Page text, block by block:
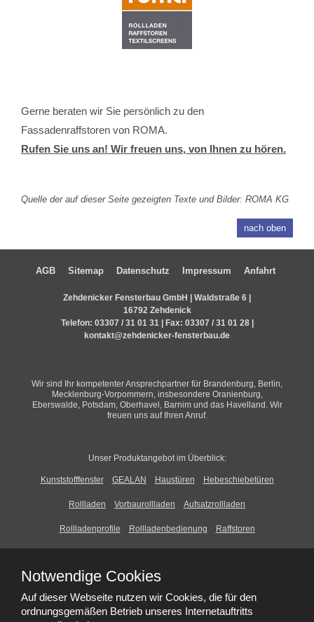
Gerne beraten wir Sie persönlich zu den
Fassadenraffstoren von ROMA.
Rufen Sie uns an! Wir freuen uns, von Ihnen zu hören.
Quelle der auf dieser Seite gezeigten Texte und Bilder: ROMA KG
nach oben
AGB Sitemap Datenschutz Impressum Anfahrt
Zehdenicker Fensterbau GmbH | Waldstraße 6 |
16792 Zehdenick
Telefon: 03307 / 31 01 31 | Fax: 03307 / 31 01 28 |
kontakt@zehdenicker-fensterbau.de
Wir sind Ihr kompetenter Ansprechpartner für Brandenburg, Berlin,
Mecklenburg-Vorpommern, insbesondere Oranienburg,
Eberswalde, Potsdam, Oberhavel, Barnim und das Havelland. Wir
freuen uns auf Ihren Anruf.
Unser Produktangebot im Überblick:
Kunststofffenster GEALAN Haustüren Hebeschiebetüren
Rollladen Vorbaurollladen Aufsatzrollladen
Rollladenprofile Rollladenbedienung Raffstoren
Fassadenraffstoren
Raffstorenbedienung Textilscreens Vorbautextilscreens
Notwendige Cookies
Auf dieser Webseite nutzen wir Cookies, die für den
ordnungsgemäßen Betrieb unseres Internetauftritts